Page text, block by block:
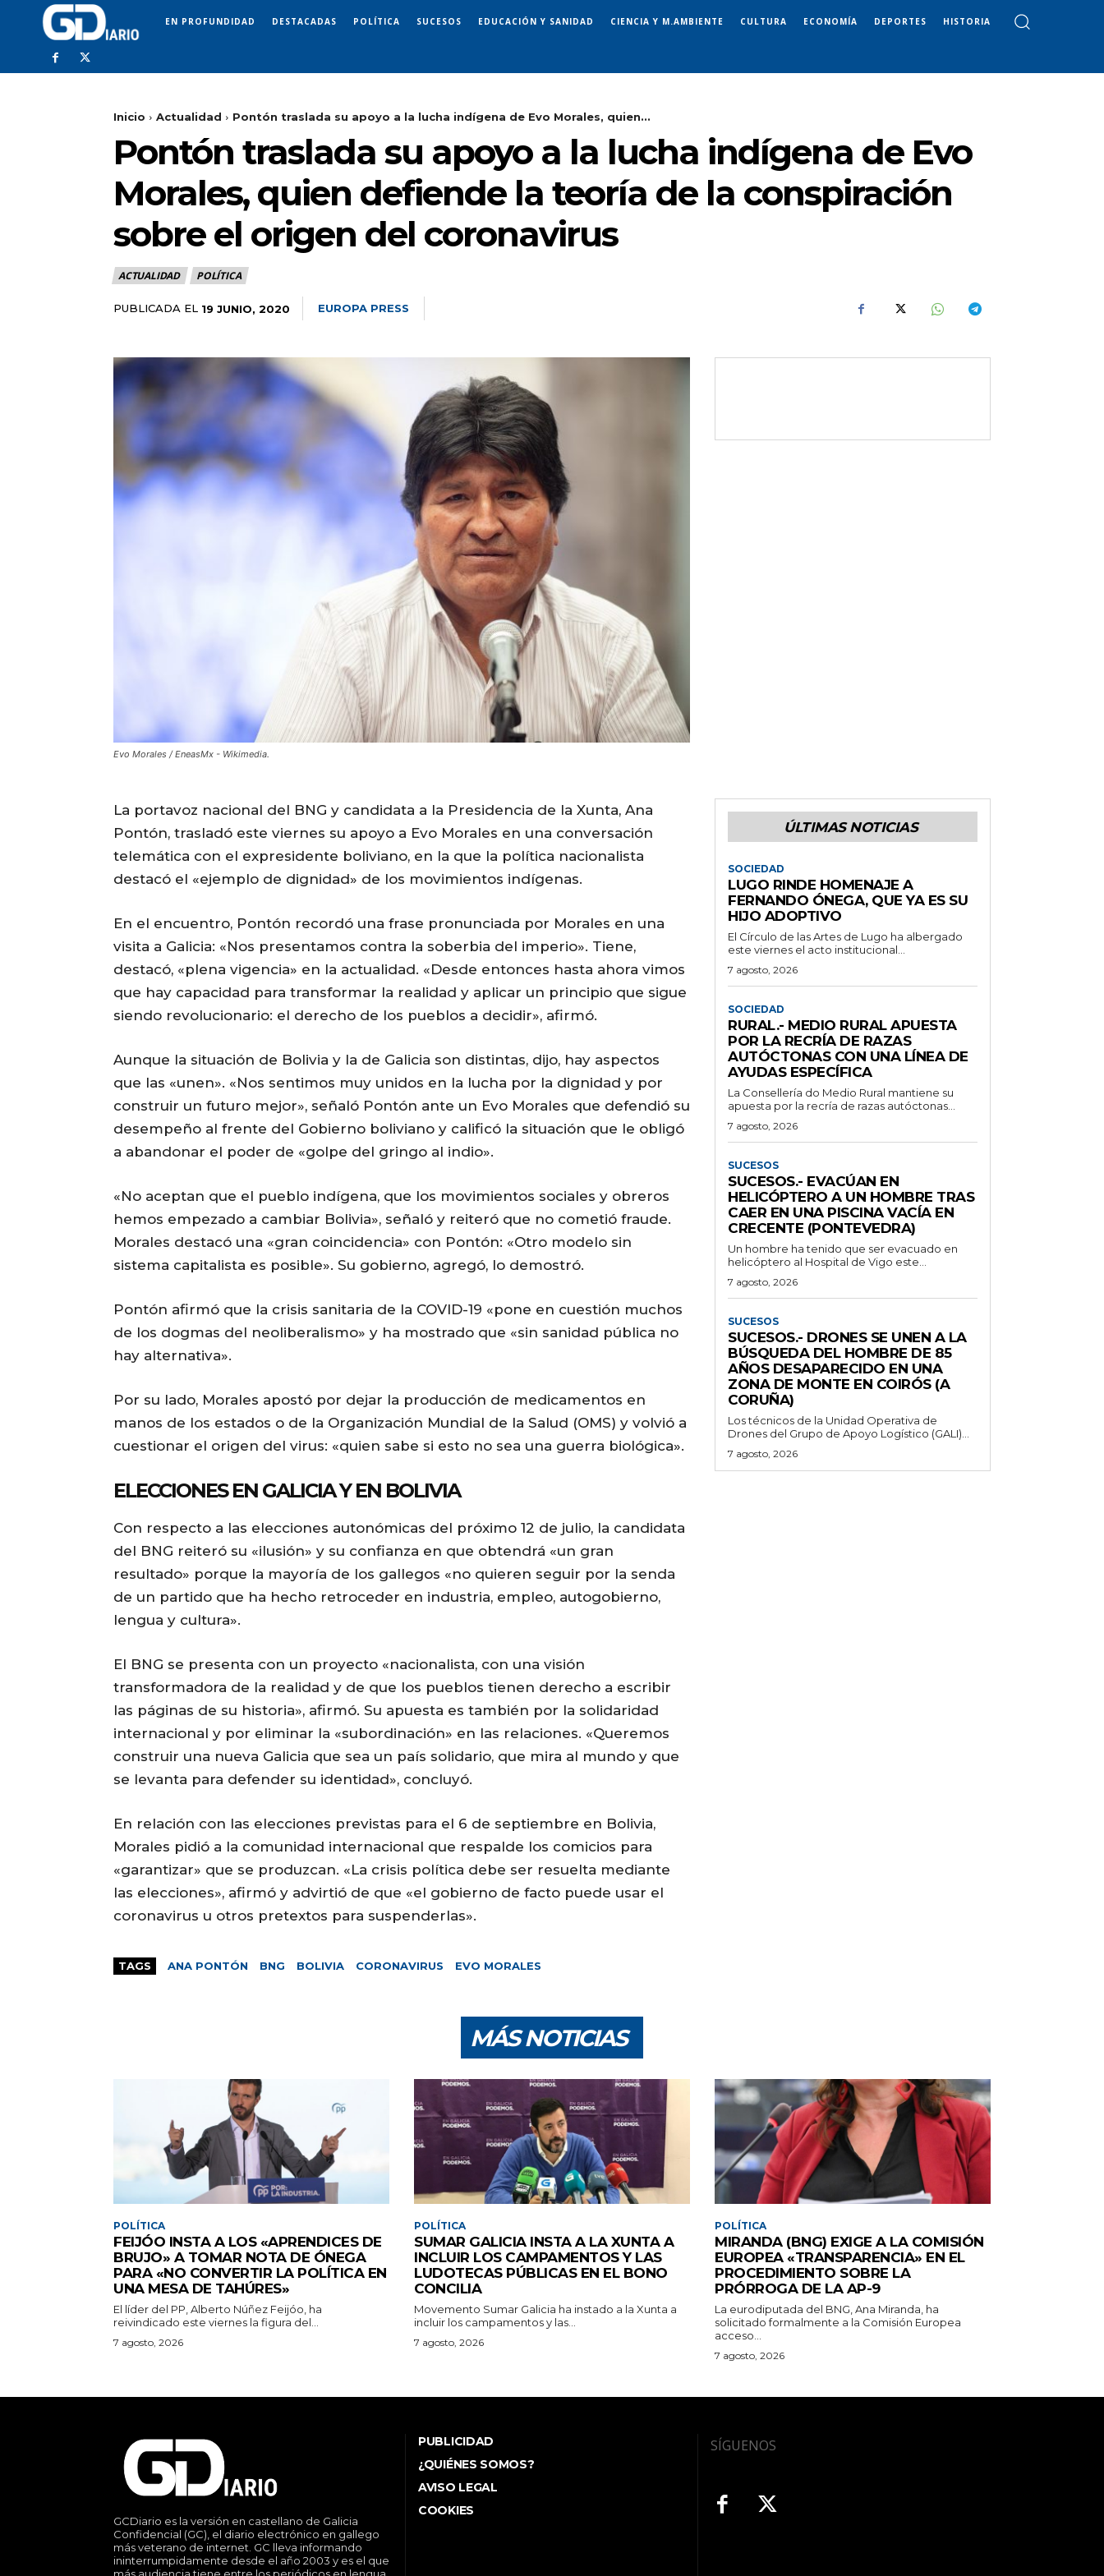
EN PROFUNDIDAD DESTACADAS POLÍTICA SUCESOS EDUCACIÓN Y SANIDAD CIENCIA Y M.AMBIENTE CULTURA ECONOMÍA DEPORTES HISTORIA
Inicio Actualidad Pontón traslada su apoyo a la lucha indígena de Evo Morales, quien...
Pontón traslada su apoyo a la lucha indígena de Evo
Morales, quien defiende la teoría de la conspiración
sobre el origen del coronavirus
ACTUALIDAD POLÍTICA
PUBLICADA EL 19 JUNIO, 2020 EUROPA PRESS
Evo Morales / EneasMx - Wikimedia.
La portavoz nacional del BNG y candidata a la Presidencia de la Xunta, Ana
Pontón, trasladó este viernes su apoyo a Evo Morales en una conversación
telemática con el expresidente boliviano, en la que la política nacionalista
destacó el «ejemplo de dignidad» de los movimientos indígenas.
En el encuentro, Pontón recordó una frase pronunciada por Morales en una
visita a Galicia: «Nos presentamos contra la soberbia del imperio». Tiene,
destacó, «plena vigencia» en la actualidad. «Desde entonces hasta ahora vimos
que hay capacidad para transformar la realidad y aplicar un principio que sigue
siendo revolucionario: el derecho de los pueblos a decidir», afirmó.
Aunque la situación de Bolivia y la de Galicia son distintas, dijo, hay aspectos
que las «unen». «Nos sentimos muy unidos en la lucha por la dignidad y por
construir un futuro mejor», señaló Pontón ante un Evo Morales que defendió su
desempeño al frente del Gobierno boliviano y calificó la situación que le obligó
a abandonar el poder de «golpe del gringo al indio».
«No aceptan que el pueblo indígena, que los movimientos sociales y obreros
hemos empezado a cambiar Bolivia», señaló y reiteró que no cometió fraude.
Morales destacó una «gran coincidencia» con Pontón: «Otro modelo sin
sistema capitalista es posible». Su gobierno, agregó, lo demostró.
Pontón afirmó que la crisis sanitaria de la COVID-19 «pone en cuestión muchos
de los dogmas del neoliberalismo» y ha mostrado que «sin sanidad pública no
hay alternativa».
Por su lado, Morales apostó por dejar la producción de medicamentos en
manos de los estados o de la Organización Mundial de la Salud (OMS) y volvió a
cuestionar el origen del virus: «quien sabe si esto no sea una guerra biológica».
ELECCIONES EN GALICIA Y EN BOLIVIA
Con respecto a las elecciones autonómicas del próximo 12 de julio, la candidata
del BNG reiteró su «ilusión» y su confianza en que obtendrá «un gran
resultado» porque la mayoría de los gallegos «no quieren seguir por la senda
de un partido que ha hecho retroceder en industria, empleo, autogobierno,
lengua y cultura».
El BNG se presenta con un proyecto «nacionalista, con una visión
transformadora de la realidad y de que los pueblos tienen derecho a escribir
las páginas de su historia», afirmó. Su apuesta es también por la solidaridad
internacional y por eliminar la «subordinación» en las relaciones. «Queremos
construir una nueva Galicia que sea un país solidario, que mira al mundo y que
se levanta para defender su identidad», concluyó.
En relación con las elecciones previstas para el 6 de septiembre en Bolivia,
Morales pidió a la comunidad internacional que respalde los comicios para
«garantizar» que se produzcan. «La crisis política debe ser resuelta mediante
las elecciones», afirmó y advirtió de que «el gobierno de facto puede usar el
coronavirus u otros pretextos para suspenderlas».
TAGS ANA PONTÓN BNG BOLIVIA CORONAVIRUS EVO MORALES
ÚLTIMAS NOTICIAS
SOCIEDAD
LUGO RINDE HOMENAJE A
FERNANDO ÓNEGA, QUE YA ES SU
HIJO ADOPTIVO
El Círculo de las Artes de Lugo ha albergado
este viernes el acto institucional...
7 agosto, 2026
SOCIEDAD
RURAL.- MEDIO RURAL APUESTA
POR LA RECRÍA DE RAZAS
AUTÓCTONAS CON UNA LÍNEA DE
AYUDAS ESPECÍFICA
La Consellería do Medio Rural mantiene su
apuesta por la recría de razas autóctonas...
7 agosto, 2026
SUCESOS
SUCESOS.- EVACÚAN EN
HELICÓPTERO A UN HOMBRE TRAS
CAER EN UNA PISCINA VACÍA EN
CRECENTE (PONTEVEDRA)
Un hombre ha tenido que ser evacuado en
helicóptero al Hospital de Vigo este...
7 agosto, 2026
SUCESOS
SUCESOS.- DRONES SE UNEN A LA
BÚSQUEDA DEL HOMBRE DE 85
AÑOS DESAPARECIDO EN UNA
ZONA DE MONTE EN COIRÓS (A
CORUÑA)
Los técnicos de la Unidad Operativa de
Drones del Grupo de Apoyo Logístico (GALI)...
7 agosto, 2026
MÁS NOTICIAS
POLÍTICA
FEIJÓO INSTA A LOS «APRENDICES DE
BRUJO» A TOMAR NOTA DE ÓNEGA
PARA «NO CONVERTIR LA POLÍTICA EN
UNA MESA DE TAHÚRES»
El líder del PP, Alberto Núñez Feijóo, ha
reivindicado este viernes la figura del...
7 agosto, 2026
POLÍTICA
SUMAR GALICIA INSTA A LA XUNTA A
INCLUIR LOS CAMPAMENTOS Y LAS
LUDOTECAS PÚBLICAS EN EL BONO
CONCILIA
Movemento Sumar Galicia ha instado a la Xunta a
incluir los campamentos y las...
7 agosto, 2026
POLÍTICA
MIRANDA (BNG) EXIGE A LA COMISIÓN
EUROPEA «TRANSPARENCIA» EN EL
PROCEDIMIENTO SOBRE LA
PRÓRROGA DE LA AP-9
La eurodiputada del BNG, Ana Miranda, ha
solicitado formalmente a la Comisión Europea
acceso...
7 agosto, 2026
GCDiario es la versión en castellano de Galicia
Confidencial (GC), el diario electrónico en gallego
más veterano de internet. GC lleva informando
ininterrumpidamente desde el año 2003 y es el que
más audiencia tiene entre los periódicos en lengua
PUBLICIDAD
¿QUIÉNES SOMOS?
AVISO LEGAL
COOKIES
SÍGUENOS